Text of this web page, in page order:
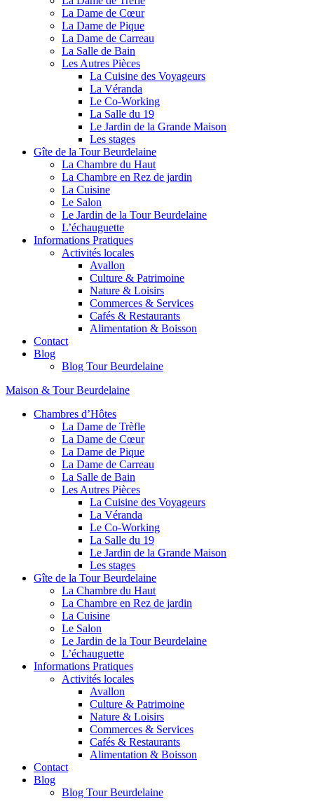
La Dame de Cœur
La Dame de Pique
La Dame de Carreau
La Salle de Bain
Les Autres Pièces
La Cuisine des Voyageurs
La Véranda
Le Co-Working
La Salle du 19
Le Jardin de la Grande Maison
Les stages
Gîte de la Tour Beurdelaine
La Chambre du Haut
La Chambre en Rez de jardin
La Cuisine
Le Salon
Le Jardin de la Tour Beurdelaine
L’échauguette
Informations Pratiques
Activités locales
Avallon
Culture & Patrimoine
Nature & Loisirs
Commerces & Services
Cafés & Restaurants
Alimentation & Boisson
Contact
Blog
Blog Tour Beurdelaine
Maison & Tour Beurdelaine
Chambres d’Hôtes
La Dame de Trèfle
La Dame de Cœur
La Dame de Pique
La Dame de Carreau
La Salle de Bain
Les Autres Pièces
La Cuisine des Voyageurs
La Véranda
Le Co-Working
La Salle du 19
Le Jardin de la Grande Maison
Les stages
Gîte de la Tour Beurdelaine
La Chambre du Haut
La Chambre en Rez de jardin
La Cuisine
Le Salon
Le Jardin de la Tour Beurdelaine
L’échauguette
Informations Pratiques
Activités locales
Avallon
Culture & Patrimoine
Nature & Loisirs
Commerces & Services
Cafés & Restaurants
Alimentation & Boisson
Contact
Blog
Blog Tour Beurdelaine